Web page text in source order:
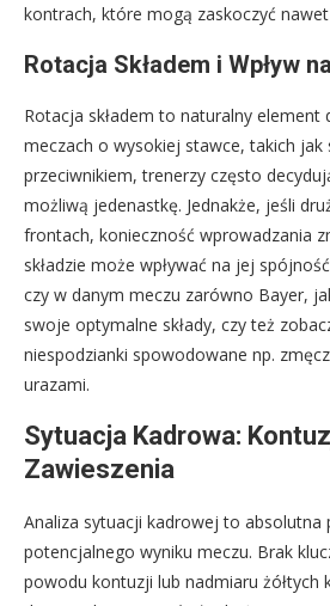
kontrach, które mogą zaskoczyć
Rotacja Składem i Wpływ
Rotacja składem to naturalny element
meczach o wysokiej stawce, takich jak
przeciwnikiem, trenerzy często
możliwą jedenastkę. Jednakże, jeśli
frontach, konieczność wprowadzania
składzie może wpływać na jej
czy w danym meczu zarówno Bayer,
swoje optymalne składy, czy też
niespodzianki spowodowane np.
urazami.
Sytuacja Kadrowa:
Zawieszenia
Analiza sytuacji kadrowej to absolutna
potencjalnego wyniku meczu. Brak
powodu kontuzji lub nadmiaru żółtych